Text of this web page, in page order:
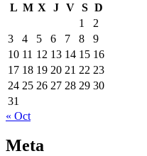
L M X J V S D
1
2
3
4 5 6 7 8
9
10 11 12 13 14 15 16
17 18 19 20 21 22 23
24 25 26 27 28 29 30
31
« Oct
Meta